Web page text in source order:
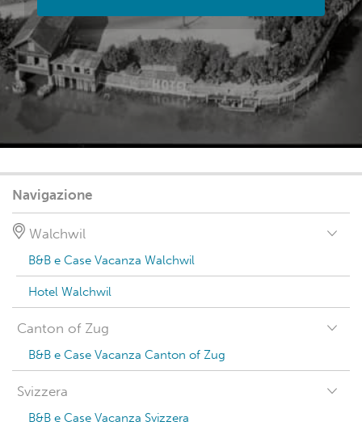
Navigazione
Walchwil
B&B e Case Vacanza Walchwil
Hotel Walchwil
Canton of Zug
B&B e Case Vacanza Canton of Zug
Svizzera
B&B e Case Vacanza Svizzera